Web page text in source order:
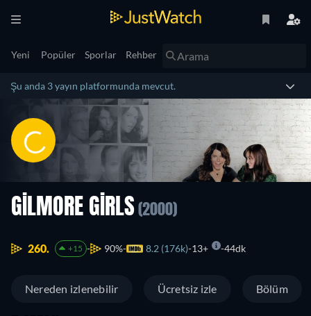
Yeni Popüler Sporlar Rehber
Şu anda 3 yayın platformunda mevcut.
GILMORE GIRLS (2000)
260. +15 90% 8.2 (176k) 13+ 44dk
Nereden izlenebilir Ücretsiz izle Bölüm